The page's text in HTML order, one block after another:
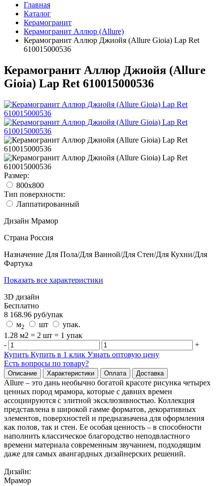
Главная
Каталог
Керамогранит
Керамогранит Аллюр (Allure)
Керамогранит Аллюр Джиойя (Allure Gioia) Lap Ret
610015000536
Керамогранит Аллюр Джиойя (Allure
Gioia) Lap Ret 610015000536
Размер:
800x800
Тип поверхности:
Лаппатированный
Дизайн Мрамор
Страна Россия
Назначение Для Пола/Для Ванной/Для Стен/Для Кухни/Для
Фартука
Показать все характеристики
3D дизайн
Бесплатно
8 168.96 руб/упак
м2 шт
упак.
1.28 м2 = 2 шт = 1 упак
-
+
Купить Купить в 1 клик Узнать оптовую цену
Есть вопросы по товару?
Описание Характеристики Оплата Доставка
Allure – это дань необычно богатой красоте рисунка четырех
ценных пород мрамора, которые с давних времен
ассоциируются с элитной эксклюзивностью. Коллекция
представлена в широкой гамме форматов, декоративных
элементов, поверхностей и предназначена для оформления
как полов, так и стен. Ее особая ценность – в способности
наполнить классическое благородство неподвластного
времени материала современным звучанием, подходящим
даже для самых авангардных дизайнерских решений.
Дизайн:
Мрамор